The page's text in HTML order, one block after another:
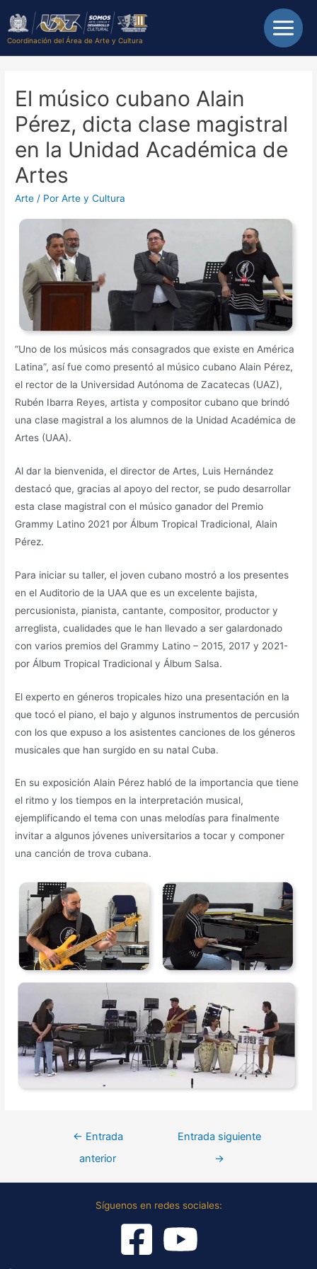
Coordinación del Área de Arte y Cultura
El músico cubano Alain
Pérez, dicta clase magistral
en la Unidad Académica de
Artes
Arte / PorArte y Cultura
“Uno de los músicos más consagrados que existe en América
Latina”, así fue como presentó al músico cubano Alain Pérez,
el rector de la Universidad Autónoma de Zacatecas (UAZ),
Rubén Ibarra Reyes, artista y compositor cubano que brindó
una clase magistral a los alumnos de la Unidad Académica de
Artes (UAA).
Al dar la bienvenida, el director de Artes, Luis Hernández
destacó que, gracias al apoyo del rector, se pudo desarrollar
esta clase magistral con el músico ganador del Premio
Grammy Latino 2021 por Álbum Tropical Tradicional, Alain
Pérez.
Para iniciar su taller, el joven cubano mostró a los presentes
en el Auditorio de la UAA que es un excelente bajista,
percusionista, pianista, cantante, compositor, productor y
arreglista, cualidades que le han llevado a ser galardonado
con varios premios del Grammy Latino – 2015, 2017 y 2021-
por Álbum Tropical Tradicional y Álbum Salsa.
El experto en géneros tropicales hizo una presentación en la
que tocó el piano, el bajo y algunos instrumentos de percusión
con los que expuso a los asistentes canciones de los géneros
musicales que han surgido en su natal Cuba.
En su exposición Alain Pérez habló de la importancia que tiene
el ritmo y los tiempos en la interpretación musical,
ejemplificando el tema con unas melodías para finalmente
invitar a algunos jóvenes universitarios a tocar y componer
una canción de trova cubana.
← Entrada
anterior
Entrada siguiente
→
Síguenos en redes sociales: